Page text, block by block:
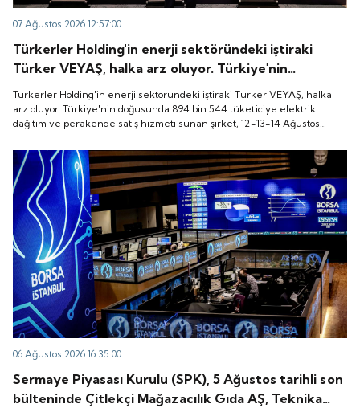
07 Ağustos 2026 12:57:00
Türkerler Holding'in enerji sektöründeki iştiraki
Türker VEYAŞ, halka arz oluyor. Türkiye'nin
doğusunda 894 bin 544 tüketiciye elektrik dağıtım
ve perakende satış hizmeti sunan şirket, 12-13-14
Ağustos tarihleri arasında pay başına 136 TL fiyatla
Türkerler Holding'in enerji sektöründeki iştiraki Türker VEYAŞ, halka
arz oluyor. Türkiye'nin doğusunda 894 bin 544 tüketiciye elektrik
dağıtım ve perakende satış hizmeti sunan şirket, 12-13-14 Ağustos
06 Ağustos 2026 16:35:00
Sermaye Piyasası Kurulu (SPK), 5 Ağustos tarihli son
bülteninde Çitlekçi Mağazacılık Gıda AŞ, Teknika